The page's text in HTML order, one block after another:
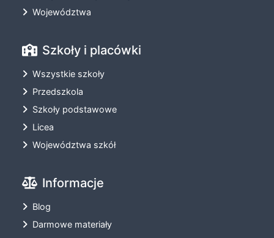
Województwa
Szkoły i placówki
Wszystkie szkoły
Przedszkola
Szkoły podstawowe
Licea
Województwa szkół
Informacje
Blog
Darmowe materiały